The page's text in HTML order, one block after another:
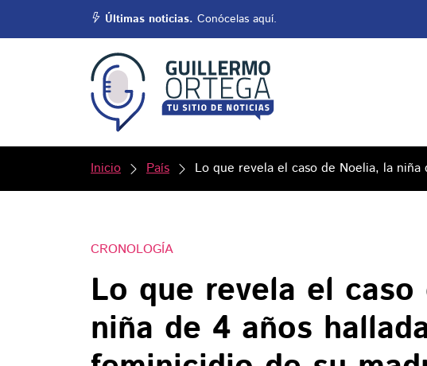
Últimas noticias. Conócelas aquí.
Inicio País Lo que revela el caso de Noelia, la
CRONOLOGÍA
Lo que revela el
niña de 4 años